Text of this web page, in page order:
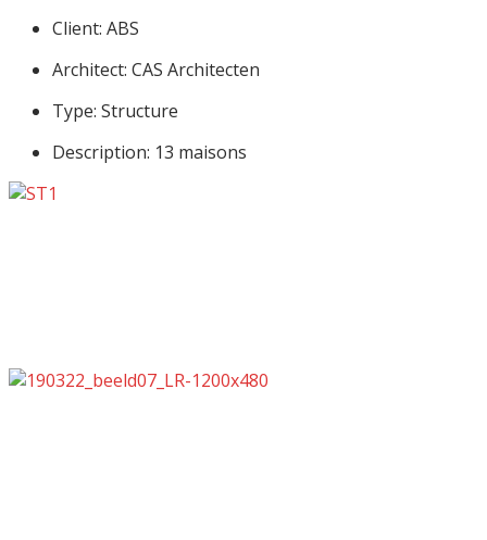
Client: ABS
Architect: CAS Architecten
Type: Structure
Description: 13 maisons